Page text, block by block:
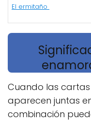
El ermitaño
Cuando las cartas
aparecen juntas
combinación